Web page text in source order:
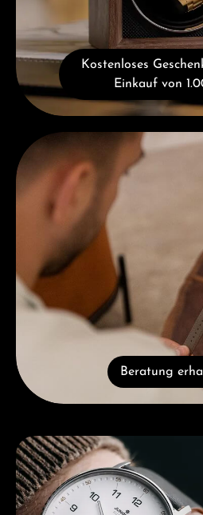
Kostenloses
Einkauf von
Beratung erhalten
Beratung
Kategoriegalerie überspringen